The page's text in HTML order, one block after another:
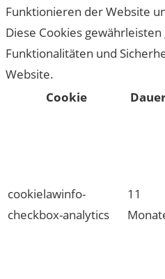
Funktionieren der Website
Diese Cookies
Funktionalitäten und
Website.
Cookie
cookielawinfo-
checkbox-analytics
11